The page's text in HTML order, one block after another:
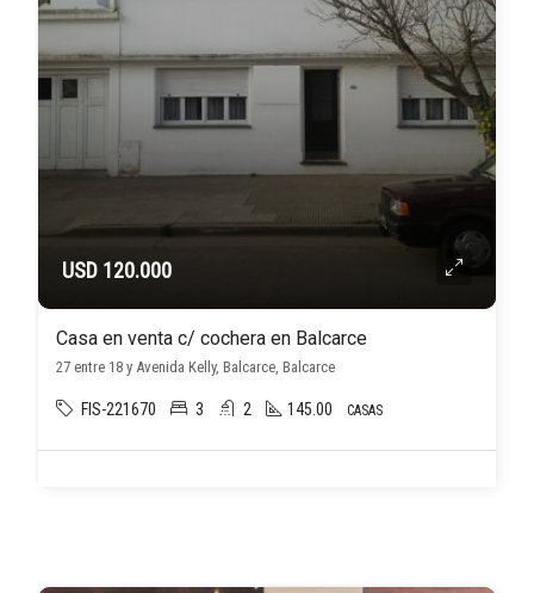
USD 120.000
Casa en venta c/ cochera en Balcarce
27 entre 18 y Avenida Kelly, Balcarce, Balcarce
FIS-221670 3 2 145.00 CASAS